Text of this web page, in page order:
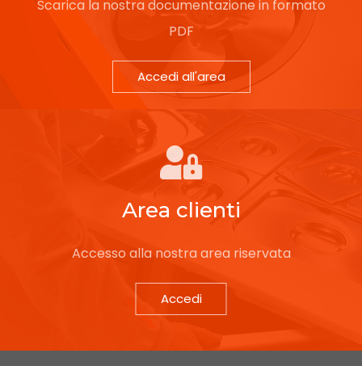
Scarica la nostra documentazione in formato
PDF
Accedi all'area
Area clienti
Accesso alla nostra area riservata
Accedi